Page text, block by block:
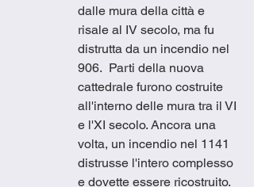
dalle mura della città e
risale al IV secolo, ma fu
distrutta da un incendio nel
906.  Parti della nuova
cattedrale furono costruite
all'interno delle mura tra il VI
e l'XI secolo. Ancora una
volta, un incendio nel 1141
distrusse l'intero complesso
e dovette essere ricostruito.